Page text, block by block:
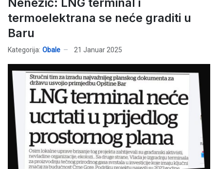
termoelektrana se neće graditi u
Baru
Kategorija: Obale 21 Januar 2025